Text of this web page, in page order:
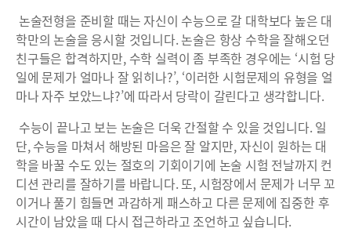
논술전형을 준비할 때는 자신이 수능으로 갈 대학보다 높은 대
학만의 논술을 응시할 것입니다. 논술은 항상 수학을 잘해오던
친구들은 합격하지만, 수학 실력이 좀 부족한 경우에는 ‘시험 당
일에 문제가 얼마나 잘 읽히나?’, ‘이러한 시험문제의 유형을 얼
마나 자주 보았느냐?’에 따라서 당락이 갈린다고 생각합니다.
수능이 끝나고 보는 논술은 더욱 간절할 수 있을 것입니다. 일
단, 수능을 마쳐서 해방된 마음은 잘 알지만, 자신이 원하는 대
학을 바꿀 수도 있는 절호의 기회이기에 논술 시험 전날까지 컨
디션 관리를 잘하기를 바랍니다. 또, 시험장에서 문제가 너무 꼬
이거나 풀기 힘들면 과감하게 패스하고 다른 문제에 집중한 후
시간이 남았을 때 다시 접근하라고 조언하고 싶습니다.